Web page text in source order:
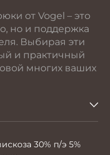
от Vogel – это
но и поддержка
Выбирая эти
и практичный
многих ваших
30% п/э 5%